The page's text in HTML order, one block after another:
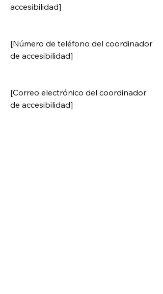
accesibilidad]
[Número de teléfono del coordinador
de accesibilidad]
[Correo electrónico del coordinador
de accesibilidad]